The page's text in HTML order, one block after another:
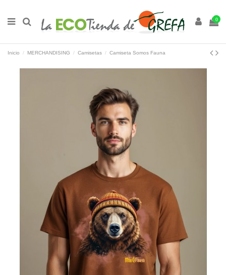
0
Inicio MERCHANDISING Camisetas Camiseta Somos Fauna